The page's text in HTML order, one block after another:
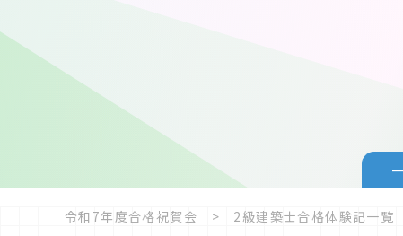
令和7年度合格祝賀会 2級建築士合格体験記一覧